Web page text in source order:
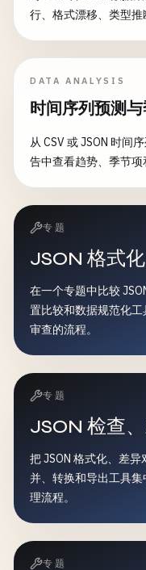
行、格式漂移、类型推
DATA ANALYSIS
时间序列预测
从 CSV 或 JSON 时间
告中查看趋势、季节
专题
JSON 格式
在一个专题中比较
置比较和数据规范化工
审查的流程。
专题
JSON 检查
把 JSON 格式化、差
并、转换和导出工具
理流程。
专题